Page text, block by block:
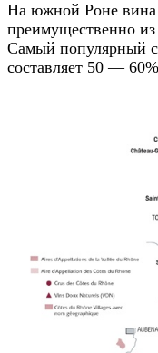
На южной Роне вина
преимущественно из
Самый популярный
составляет 50 —